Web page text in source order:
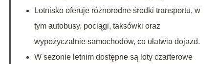
Lotnisko oferuje różnorodne środki transportu, w
tym autobusy, pociągi, taksówki oraz
wypożyczalnie samochodów, co ułatwia dojazd.
W sezonie letnim dostępne są loty czarterowe